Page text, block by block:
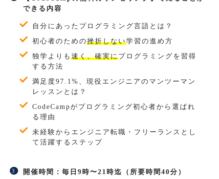
できる内容
自分にあったプログラミング言語とは？
初心者のための挫折しない学習の進め方
独学よりも 速く、確実にプログラミングを習得
する方法
満足度97.1%、現役エンジニアのマンツーマン
レッスンとは？
CodeCampがプログラミング初心者から選ばれ
る理由
未経験からエンジニア転職・フリーランスとし
て活躍するステップ
開催時間：毎日9時〜21時迄（所要時間40分）